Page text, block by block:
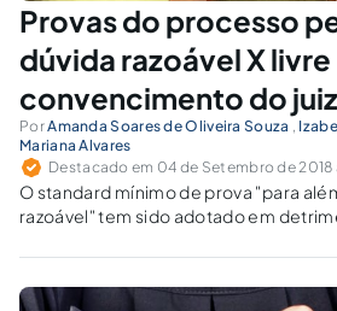
Provas do processo
dúvida razoável X livre
convencimento do juiz
PorAmanda Soares de Oliveira Souza ,
Mariana Alvares
Destacado em 04 de Setembro de 2018
O standard mínimo de prova "para
razoável" tem sido adotado em
Lava-Jato, mesmo na ausência de
do STF.